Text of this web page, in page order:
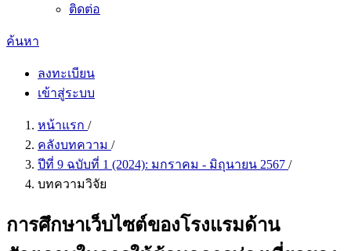
ติดต่อ
ค้นหา
ลงทะเบียน
เข้าสู่ระบบ
หน้าแรก /
คลังบทความ /
ปีที่ 9 ฉบับที่ 1 (2024): มกราคม - มิถุนายน 2567 /
บทความวิจัย
การศึกษาเว็บไซต์ของโรงแรมด้าน